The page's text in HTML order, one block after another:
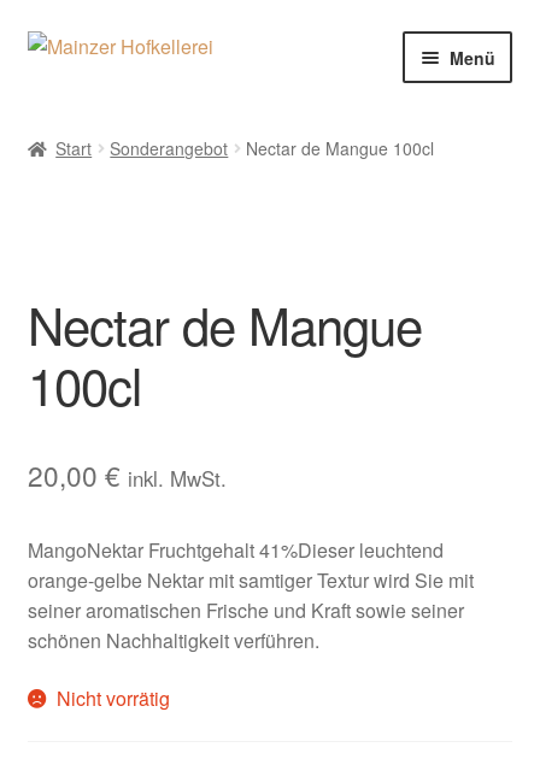
Zur
Zum
Menü
Kontakt
Impressum
Start Sonderangebot Nectar de Mangue 100cl
Nectar de Mangue
100cl
20,00 € inkl. MwSt.
MangoNektar Fruchtgehalt 41%Dieser leuchtend
orange-gelbe Nektar mit samtiger Textur wird Sie mit
seiner aromatischen Frische und Kraft sowie seiner
schönen Nachhaltigkeit verführen.
Nicht vorrätig